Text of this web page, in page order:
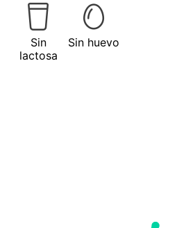
Sin
lactosa
Sin huevo